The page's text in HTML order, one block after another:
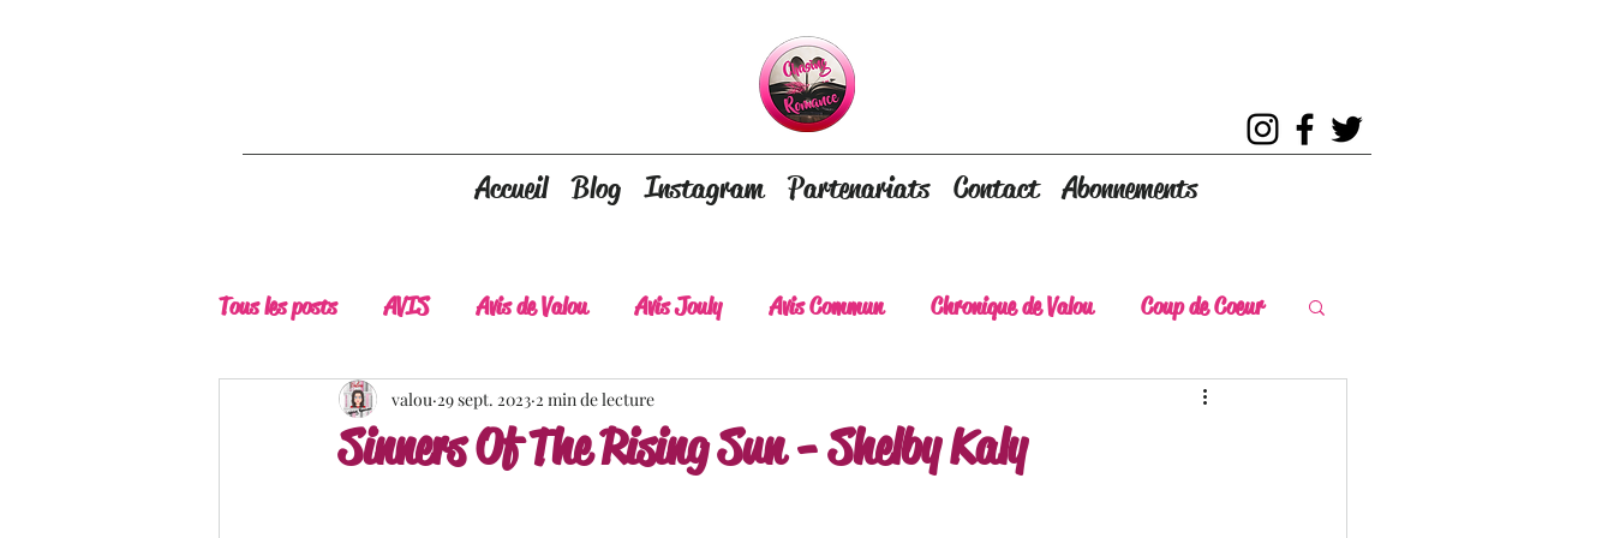
Accueil Blog Instagram Partenariats Contact Abonnements
Tous les posts AVIS Avis de Valou Avis Jouly Avis Commun Chronique de Valou Coup de Coeur
Belle Découverte A lire absolument Coup de Chaud
Sinners Of The Rising Sun - Shelby Kaly
valou 29 sept. 2023 2 min de lecture